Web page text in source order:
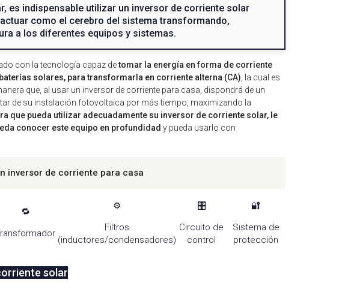
es indispensable utilizar un inversor de corriente solar
como el cerebro del sistema transformando,
a los diferentes equipos y sistemas.
con la tecnología capaz detomar la energía en forma de corriente
solares, para transformarla en corriente alterna (CA), la cual es
que, al usar un inversor de corriente para casa, dispondrá de un
de su instalación fotovoltaica por más tiempo, maximizando la
que pueda utilizar adecuadamente su inversor de corriente solar, le
conocer este equipo en profundidad y pueda usarlo con
inversor de corriente para casa
🔁
⚙️
Filtros
(inductores/condensadores)
🎛️
Circuito de
control
🔐
Sistema de
protección
solar